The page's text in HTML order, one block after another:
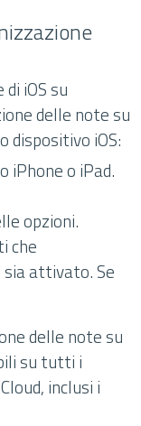
iOS su
delle note su
dispositivo iOS:
iPhone o iPad.
opzioni.
che
attivato. Se
delle note su
su tutti i
inclusi i